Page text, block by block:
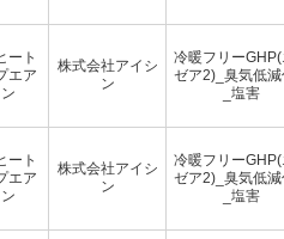
ート
エア
株式会社アイシ
ン
冷暖フリー
ゼア2)_臭気低減
_塩害
ート
エア
株式会社アイシ
ン
冷暖フリー
ゼア2)_臭気低減
_塩害